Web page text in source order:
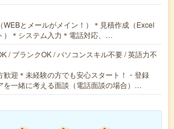
WEBとメールがメイン！）＊見積作成（Excel
）＊システム入力＊電話対応、…
/ ブランクOK / パソコンスキル不要 / 英語力不
歓迎＊未経験の方でも安心スタート！・登録
を一緒に考える面談（電話面談の場合）…